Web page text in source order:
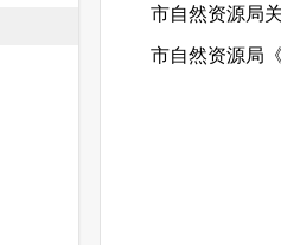
市自然资源局
市自然资源局